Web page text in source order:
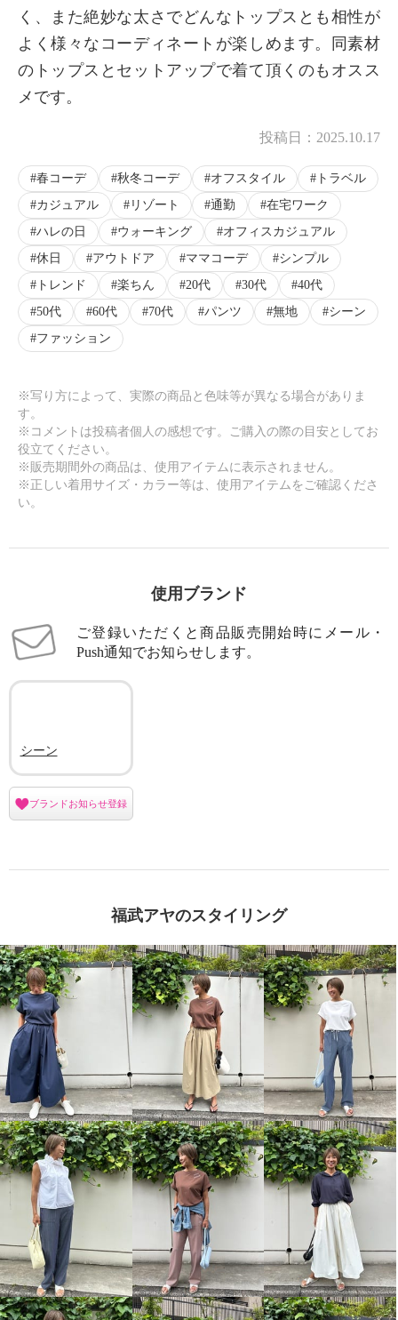
く、また絶妙な太さでどんなトップスとも相性が
よく様々なコーディネートが楽しめます。同素材
のトップスとセットアップで着て頂くのもオスス
メです。
投稿日： 2025.10.17
春コーデ 秋冬コーデ オフスタイル
トラベル
カジュアル
リゾート 通勤
在宅ワーク
ハレの日
ウォーキング
オフィスカジュアル
休日
アウトドア ママコーデ
シンプル
トレンド
楽ちん 20代 30代
40代
50代
60代 70代 パンツ 無地
シーン
ファッション
※写り方によって、実際の商品と色味等が異なる場合がありま
す。
※コメントは投稿者個人の感想です。ご購入の際の目安としてお
役立てください。
※販売期間外の商品は、使用アイテムに表示されません。
※正しい着用サイズ・カラー等は、使用アイテムをご確認くださ
い。
使用ブランド
ご登録いただくと商品販売開始時にメール・
Push通知でお知らせします。
シーン
ブランドお知らせ登録
福武アヤのスタイリング